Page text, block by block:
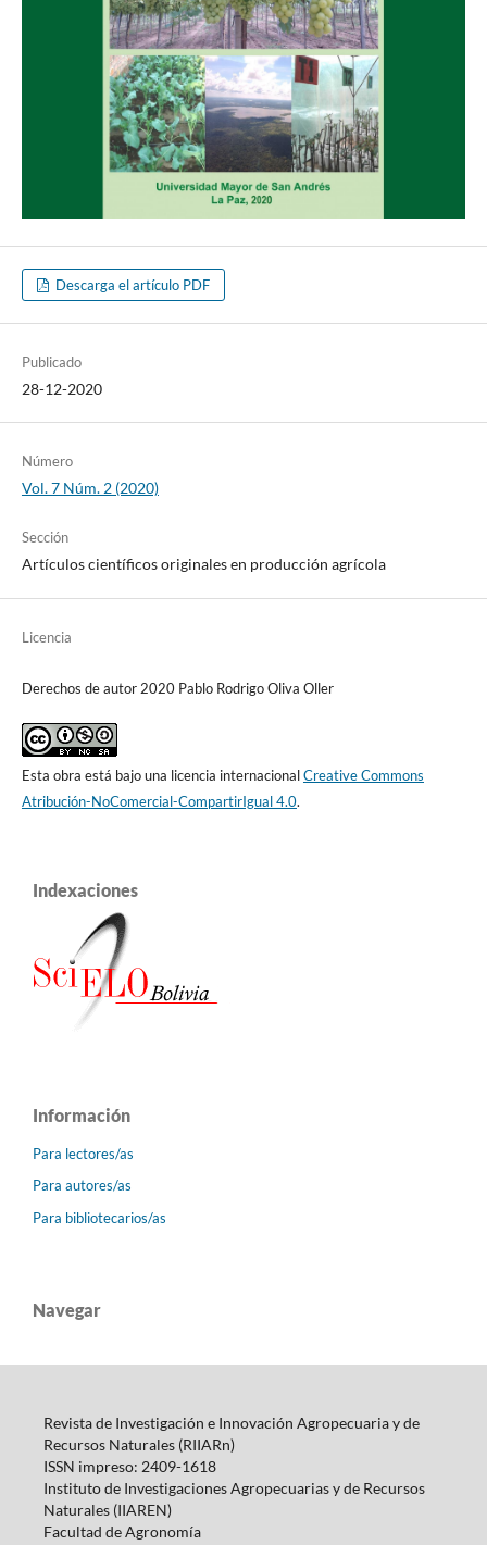
Descarga el artículo PDF
Publicado
28-12-2020
Número
Vol. 7 Núm. 2 (2020)
Sección
Artículos científicos originales en producción agrícola
Licencia
Derechos de autor 2020 Pablo Rodrigo Oliva Oller
Esta obra está bajo una licencia internacionalCreative Commons
Atribución-NoComercial-CompartirIgual 4.0.
Indexaciones
Información
Para lectores/as
Para autores/as
Para bibliotecarios/as
Navegar
Revista de Investigación e Innovación Agropecuaria y de
Recursos Naturales (RIIARn)
ISSN impreso: 2409-1618
Instituto de Investigaciones Agropecuarias y de Recursos
Naturales (IIAREN)
Facultad de Agronomía